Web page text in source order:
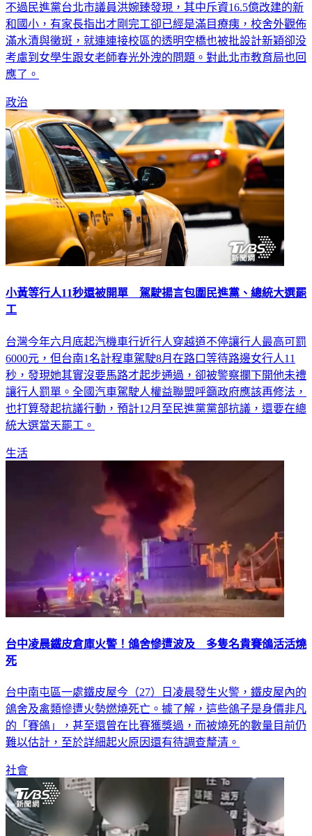
不過民進黨台北市議員洪婉臻發現，其中斥資16.5億改建的新
和國小，有家長指出才剛完工卻已經是滿目療痍，校舍外觀佈
滿水漬與黴斑，就連連接校區的透明空橋也被批設計新穎卻没
考慮到女學生跟女老師春光外洩的問題。對此北市教育局也回
應了。
政治
小黃等行人11秒還被開單 駕駛揚言包圍民進黨、總統大選罷
工
台灣今年六月底起汽機車行近行人穿越道不停讓行人最高可罰
6000元，但台南1名計程車駕駛8月在路口等待路邊女行人11
秒，發現她其實沒要馬路才起步通過，卻被警察攔下開他未禮
讓行人罰單。全國汽車駕駛人權益聯盟呼籲政府應該再修法，
也打算發起抗議行動，預計12月至民進黨黨部抗議，還要在總
統大選當天罷工。
生活
台中凌晨鐵皮倉庫火警！鴿舍慘遭波及 多隻名貴賽鴿活活燒
死
台中南屯區一處鐵皮屋今（27）日凌晨發生火警，鐵皮屋內的
鴿舍及禽類慘遭火勢燃燒死亡。據了解，這些鴿子是身價非凡
的「賽鴿」，甚至還曾在比賽獲獎過，而被燒死的數量目前仍
難以估計，至於詳細起火原因還有待調查釐清。
社會